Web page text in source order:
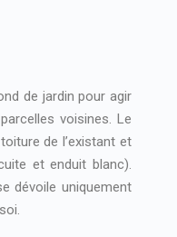
de jardin pour agir
voisines. Le
de l’existant et
et enduit blanc).
dévoile uniquement